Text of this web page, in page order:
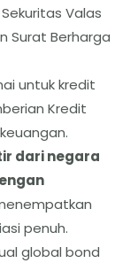
Valas
Surat Berharga
untuk kredit
Kredit
dari negara
penuh.
global bond